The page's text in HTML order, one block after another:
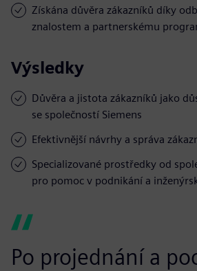
Získána důvěra zákazníků díky
znalostem a partnerskému
Výsledky
Důvěra a jistota zákazníků jako
se společností Siemens
Efektivnější návrhy a správa
Specializované prostředky od
pro pomoc v podnikání a
Po projednání a